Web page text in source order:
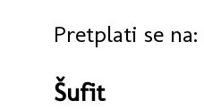
Pretplati se na:
Šufit